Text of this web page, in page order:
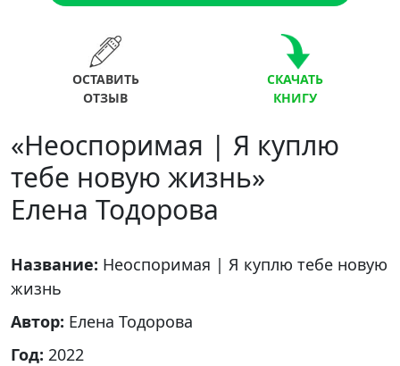
ОСТАВИТЬ
ОТЗЫВ
СКАЧАТЬ
КНИГУ
«Неоспоримая | Я куплю
тебе новую жизнь»
Елена Тодорова
Название: Неоспоримая | Я куплю тебе новую
жизнь
Автор: Елена Тодорова
Год: 2022